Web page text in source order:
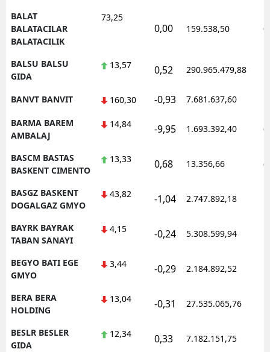
BALAT
BALATACILAR
BALATACILIK
73,25
0,00 159.538,50
BALSU BALSU
GIDA
13,57 0,52 290.965.479,88
BANVT BANVIT 160,30 -0,93 7.681.637,60
BARMA BAREM
AMBALAJ
14,84 -9,95 1.693.392,40
BASCM BASTAS
BASKENT CIMENTO
13,33 0,68 13.356,66
BASGZ BASKENT
DOGALGAZ GMYO
43,82 -1,04 2.747.892,18
BAYRK BAYRAK
TABAN SANAYI
4,15 -0,24 5.308.599,94
BEGYO BATI EGE
GMYO
3,44 -0,29 2.184.892,52
BERA BERA
HOLDING
13,04 -0,31 27.535.065,76
BESLR BESLER
GIDA
12,34 0,33 7.182.151,75